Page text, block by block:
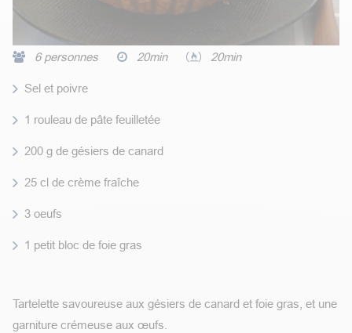
6 personnes 20min 20min
Sel et poivre
1 rouleau de pâte feuilletée
200 g de gésiers de canard
25 cl de crème fraîche
3 oeufs
1 petit bloc de foie gras
Tartelette savoureuse aux gésiers de canard et foie gras, et une
garniture crémeuse aux œufs.